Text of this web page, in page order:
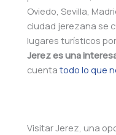
Oviedo, Sevilla,
ciudad jerezana se
lugares turísticos
Jerez es una
cuenta todo lo que
Visitar Jerez, una